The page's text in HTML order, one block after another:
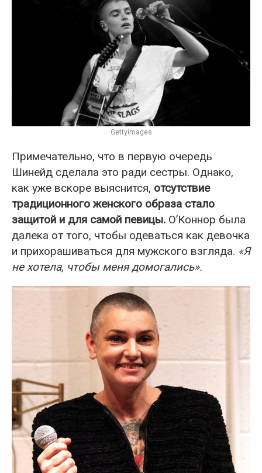
Gettyimages
Примечательно, что в первую очередь
Шинейд сделала это ради сестры. Однако,
как уже вскоре выяснится, отсутствие
традиционного женского образа стало
защитой и для самой певицы. О’Коннор была
далека от того, чтобы одеваться как девочка
и прихорашиваться для мужского взгляда. «Я
не хотела, чтобы меня домогались».